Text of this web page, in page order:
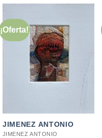
¡Oferta!
JIMENEZ ANTONIO
JIMENEZ ANTONIO